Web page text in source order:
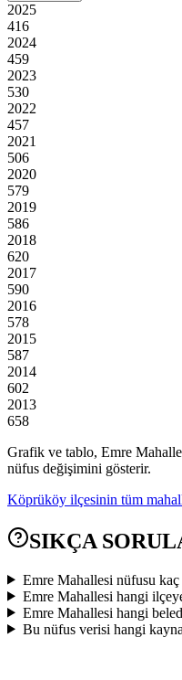
2025
416
2024
459
2023
530
2022
457
2021
506
2020
579
2019
586
2018
620
2017
590
2016
578
2015
587
2014
602
2013
658
Grafik ve tablo, Emre
nüfus değişimini gösterir.
Köprüköy ilçesinin tüm
SIKÇA
Emre Mahallesi nüfusu
Emre Mahallesi hangi
Emre Mahallesi hangi
Bu nüfus verisi hangi